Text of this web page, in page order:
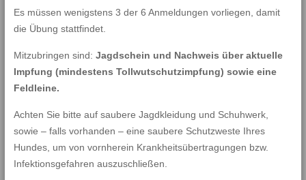
Es müssen wenigstens 3 der 6 Anmeldungen vorliegen, damit
die Übung stattfindet.
Mitzubringen sind: Jagdschein und Nachweis über aktuelle
Impfung (mindestens Tollwutschutzimpfung) sowie eine
Feldleine.
Achten Sie bitte auf saubere Jagdkleidung und Schuhwerk,
sowie – falls vorhanden – eine saubere Schutzweste Ihres
Hundes, um von vornherein Krankheitsübertragungen bzw.
Infektionsgefahren auszuschließen.